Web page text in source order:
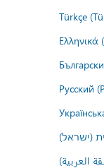
Türkçe
Ελληνικά
Русский
(ישראל)
العربية)